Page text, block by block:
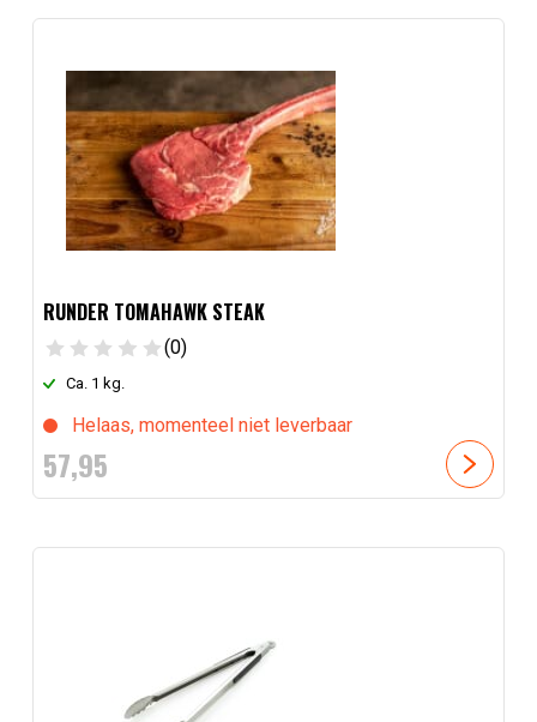
RUNDER TOMAHAWK STEAK
(0)
Ca. 1 kg.
Helaas, momenteel niet leverbaar
57,95